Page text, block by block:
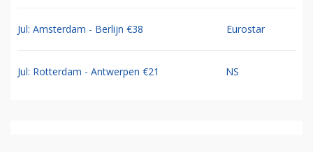
Jul: Amsterdam - Berlijn €38 Eurostar
Jul: Rotterdam - Antwerpen €21 NS